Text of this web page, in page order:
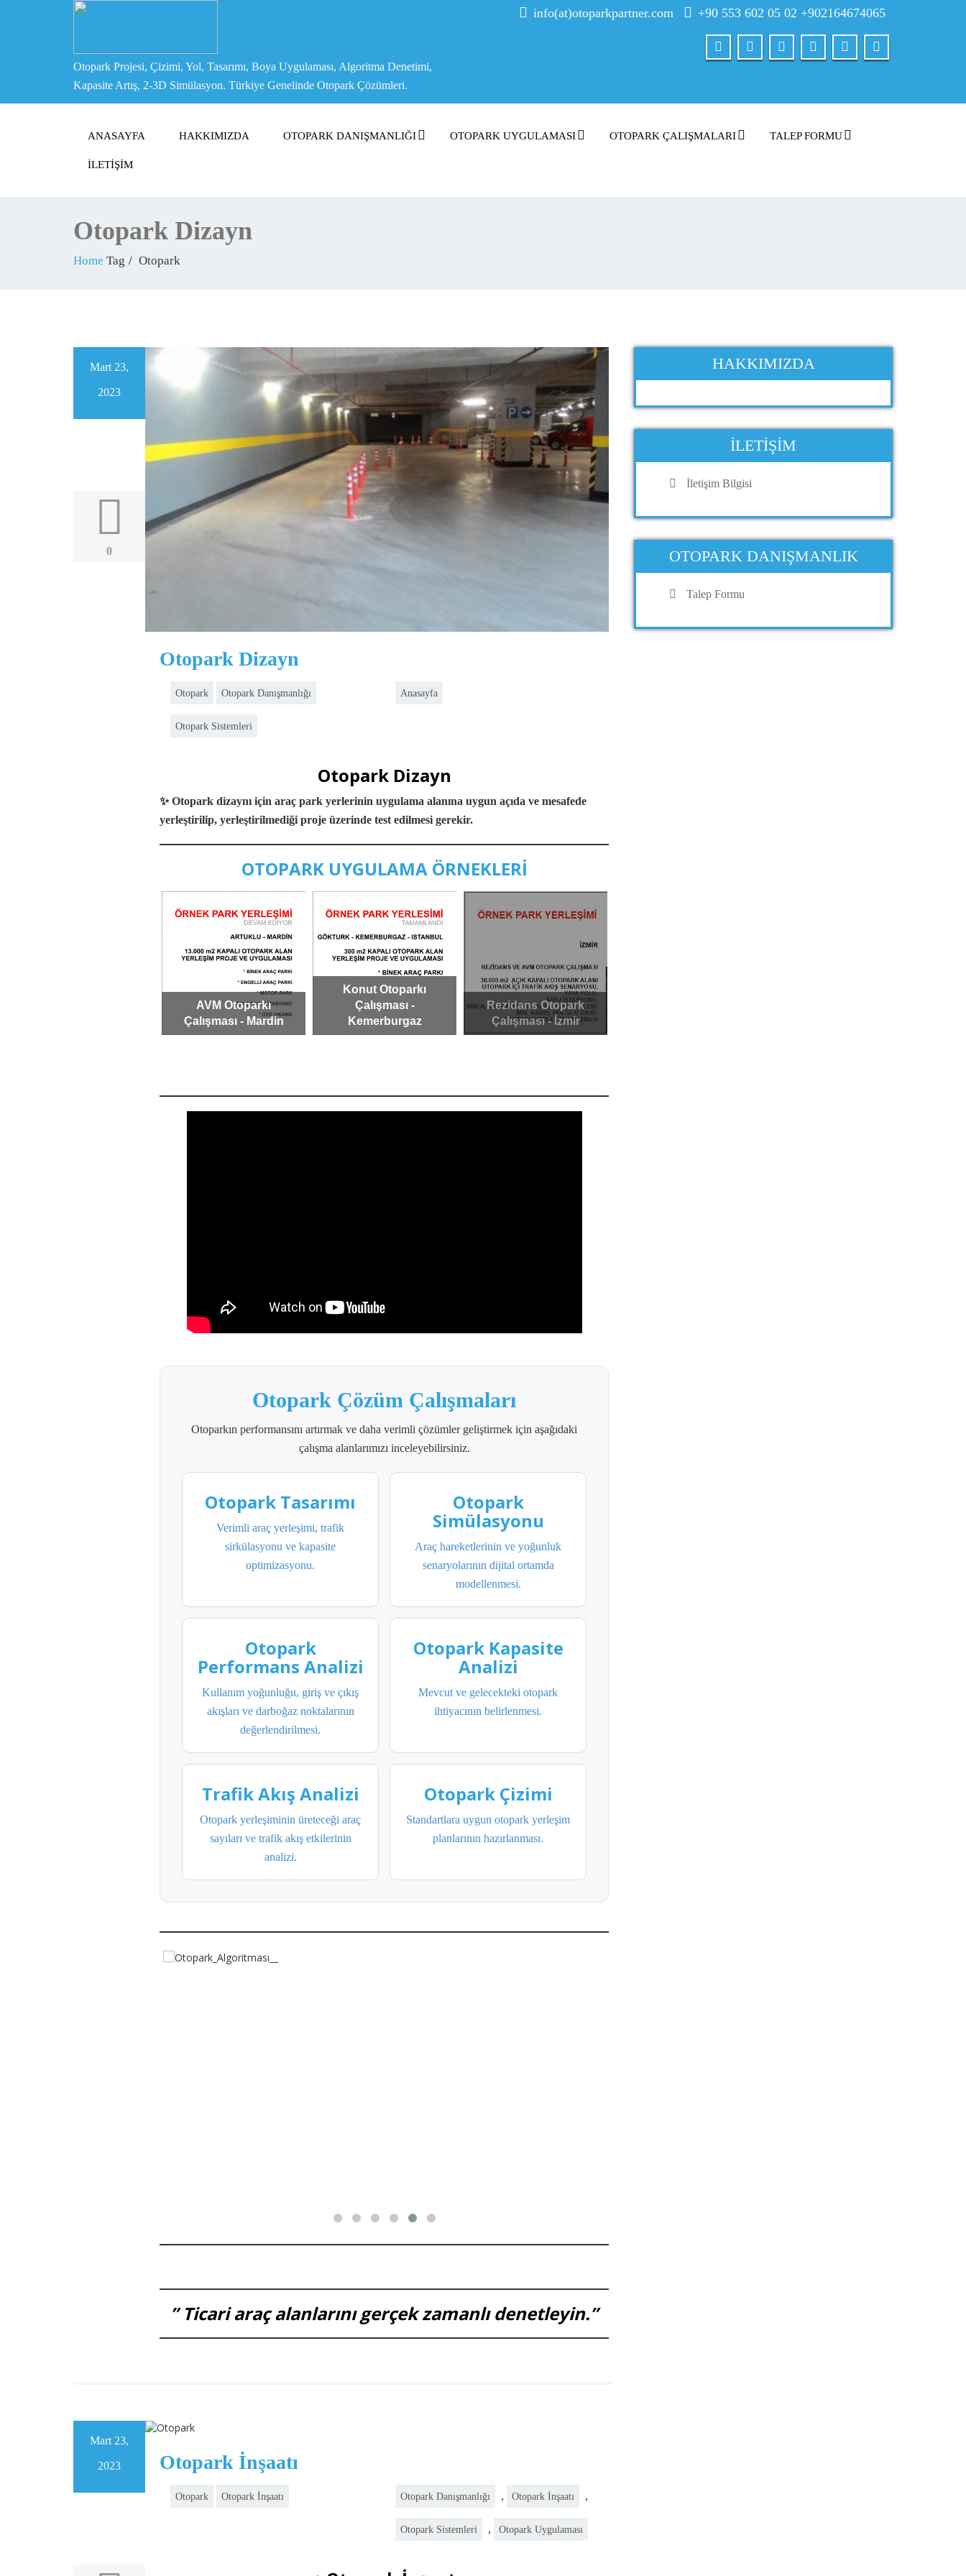
Otopark Projesi, Çizimi, Yol, Tasarımı, Boya Uygulaması, Algoritma Denetimi,
Kapasite Artış, 2-3D Simülasyon. Türkiye Genelinde Otopark Çözümleri.
info(at)otoparkpartner.com +90 553 602 05 02 +902164674065
ANASAYFA HAKKIMIZDA OTOPARK DANIŞMANLIĞI OTOPARK UYGULAMASI OTOPARK ÇALIŞMALARI TALEP FORMU
İLETIŞIM
Otopark Dizayn
Home Tag Otopark
Mart 23,
2023
0
Otopark Dizayn
Otopark Otopark Danışmanlığı
Otopark Sistemleri
Anasayfa
Otopark Dizayn
✨ Otopark dizaynı için araç park yerlerinin uygulama alanına uygun açıda ve mesafede
yerleştirilip, yerleştirilmediği proje üzerinde test edilmesi gerekir.
OTOPARK UYGULAMA ÖRNEKLERİ
Konut Otoparkı
Çalışması -
Kemerburgaz
Rezidans Otopark
Çalışması - İzmir
AVM Otoparkı
Çalışması - Ankara
Otopark Çözüm Çalışmaları
Otoparkın performansını artırmak ve daha verimli çözümler geliştirmek için aşağıdaki
çalışma alanlarımızı inceleyebilirsiniz.
Otopark Tasarımı
Verimli araç yerleşimi, trafik
sirkülasyonu ve kapasite
optimizasyonu.
Otopark
Simülasyonu
Araç hareketlerinin ve yoğunluk
senaryolarının dijital ortamda
modellenmesi.
Otopark
Performans Analizi
Kullanım yoğunluğu, giriş ve çıkış
akışları ve darboğaz noktalarının
değerlendirilmesi.
Otopark Kapasite
Analizi
Mevcut ve gelecekteki otopark
ihtiyacının belirlenmesi.
Trafik Akış Analizi
Otopark yerleşiminin üreteceği araç
sayıları ve trafik akış etkilerinin
analizi.
Otopark Çizimi
Standartlara uygun otopark yerleşim
planlarının hazırlanması.
” Ticari araç alanlarını gerçek zamanlı denetleyin.”
Mart 23,
2023 Otopark İnşaatı
Otopark Otopark İnşaatı Otopark Danışmanlığı , Otopark İnşaatı ,
Otopark Sistemleri , Otopark Uygulaması
HAKKIMIZDA
İLETIŞIM
İletişim Bilgisi
OTOPARK DANIŞMANLIK
Talep Formu